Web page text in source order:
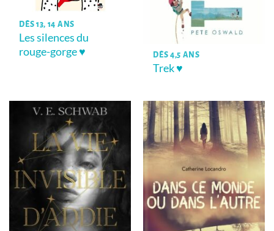
DÈS 13, 14 ANS
Les silences du
rouge-gorge ♥
DÈS 4,5 ANS
Trek ♥